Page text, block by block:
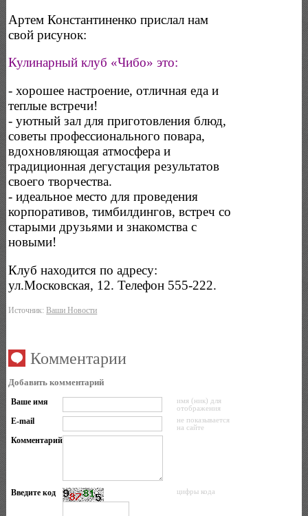
Артем Константиненко прислал нам
свой рисунок:
Кулинарный клуб «Чибо» это:
- хорошее настроение, отличная еда и
теплые встречи!
- уютный зал для приготовления блюд,
советы профессионального повара,
вдохновляющая атмосфера и
традиционная дегустация результатов
своего творчества.
- идеальное место для проведения
корпоративов, тимбилдингов, встреч со
старыми друзьями и знакомства с
новыми!
Клуб находится по адресу:
ул.Московская, 12. Телефон 555-222.
Источник:Ваши Новости
Комментарии
Добавить комментарий
Ваше имя
имя (ник) для
отображения
E-mail
не показывается
на сайте
Комментарий
Введите код цифры кода